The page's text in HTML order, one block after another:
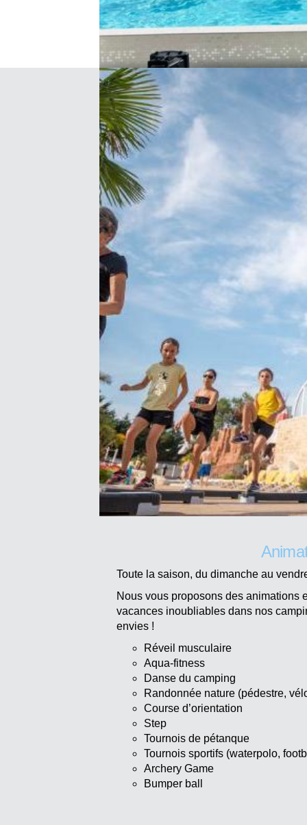
Toute la saison, du dimanche au
Nous vous proposons des animations
vacances inoubliables dans nos
envies !
Réveil musculaire
Aqua-fitness
Danse du camping
Randonnée nature (pédestre,
Course d’orientation
Step
Tournois de pétanque
Tournois sportifs (waterpolo,
Archery Game
Bumper ball